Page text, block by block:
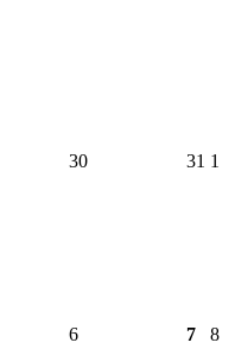
30 31 1
6 7 8